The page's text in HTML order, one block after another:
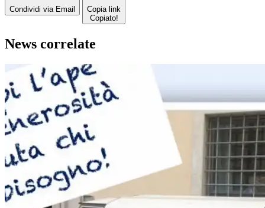
Condividi via Email
Copia link
Copiato!
News correlate